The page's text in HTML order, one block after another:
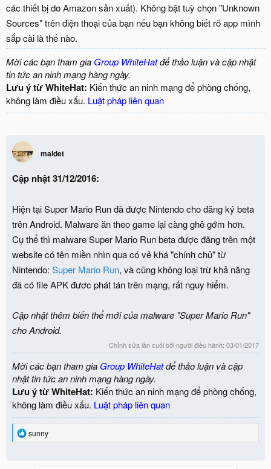
các thiết bị do Amazon sản xuất). Không bật tuỳ chọn "Unknown
Sources" trên điện thoại của bạn nếu bạn không biết rõ app mình
sắp cài là thế nào.
Mời các bạn tham gia Group WhiteHatđể thảo luận và cập nhật
tin tức an ninh mạng hàng ngày.
Lưu ý từ WhiteHat: Kiến thức an ninh mạng để phòng chống,
không làm điều xấu. Luật pháp liên quan
maldet
Cập nhật 31/12/2016:
Hiện tại Super Mario Run đã được Nintendo cho đăng ký beta
trên Android. Malware ăn theo game lại càng ghê gớm hơn.
Cụ thể thì malware Super Mario Run beta được đăng trên một
website có tên miền nhìn qua có vẻ khá "chính chủ" từ
Nintendo: Super Mario Run, và cũng không loại trừ khả năng
đã có file APK đươc phát tán trên mạng, rất nguy hiểm.
Cập nhật thêm biến thể mới của malware "Super Mario Run"
cho Android.
Chỉnh sửa lần cuối bởi người điều hành: 03/01/2017
Mời các bạn tham gia Group WhiteHatđể thảo luận và cập
nhật tin tức an ninh mạng hàng ngày.
Lưu ý từ WhiteHat: Kiến thức an ninh mạng để phòng chống,
không làm điều xấu. Luật pháp liên quan
R
sunny